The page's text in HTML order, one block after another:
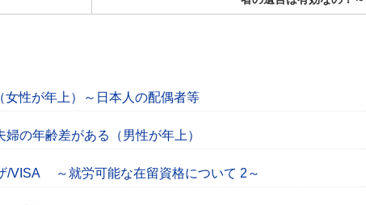
女性が年上）～日本人の配偶者等
の年齢差がある（男性が年上）
VISA ～就労可能な在留資格について 2～